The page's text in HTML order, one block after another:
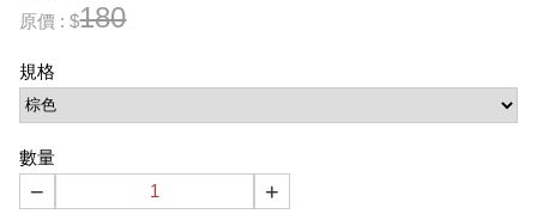
原價 : $180
規格
數量
− +